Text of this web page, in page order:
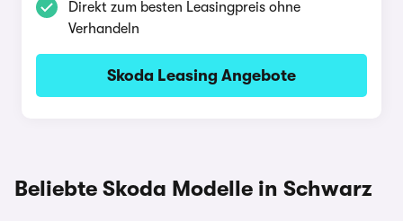
Direkt zum besten Leasingpreis ohne
Verhandeln
Skoda Leasing Angebote
Beliebte Skoda Modelle in Schwarz